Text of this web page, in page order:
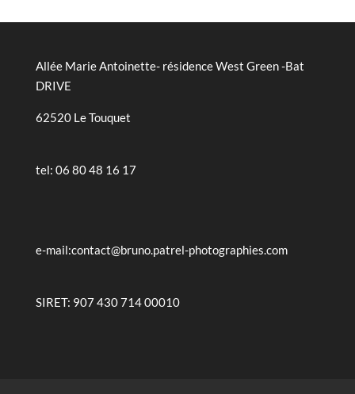
Allée Marie Antoinette- résidence West Green -Bat
DRIVE
62520 Le Touquet
tel: 06 80 48 16 17
e-mail:contact@bruno.patrel-photographies.com
SIRET: 907 430 714 00010